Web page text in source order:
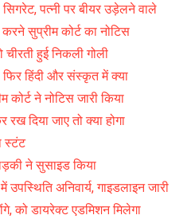
पत्नी पर बीयर उड़ेलने वाले
सुप्रीम कोर्ट का नोटिस
हुई निकली गोली
फिर हिंदी और संस्कृत में क्या
ने नोटिस जारी किया
दिया जाए तो क्या होगा
स्टंट
ने सुसाइड किया
अनिवार्य, गाइडलाइन जारी
को डायरेक्ट एडमिशन मिलेगा